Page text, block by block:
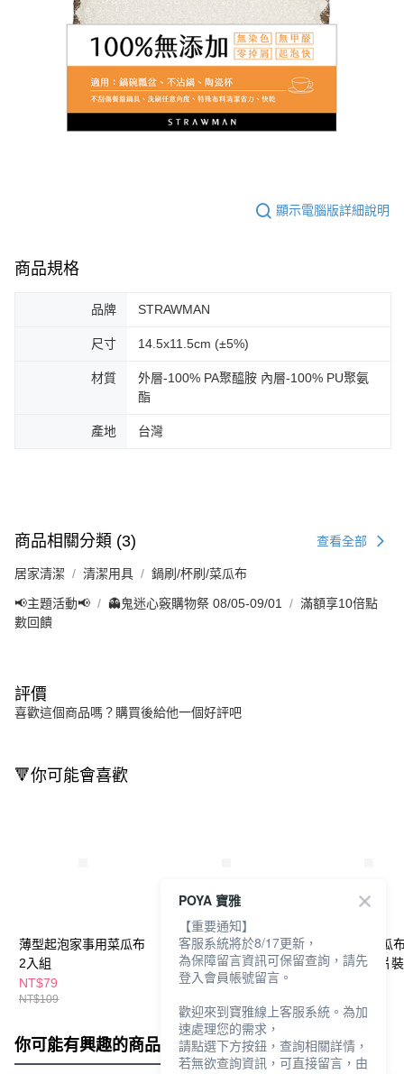
顯示電腦版詳細說明
商品規格
品牌 STRAWMAN
尺寸 14.5x11.5cm (±5%)
材質
外層-100% PA聚醯胺 內層-100% PU聚氨
酯
產地 台灣
商品相關分類 (3) 查看全部
居家清潔 清潔用具 鍋刷/杯刷/菜瓜布
📢主題活動📢 👻鬼迷心竅購物祭 08/05-09/01
滿額享10倍點
數回饋
評價
喜歡這個商品嗎？購買後給他一個好評吧
🔻你可能會喜歡
薄型起泡家事用菜瓜布
2入組
NT$79
NT$109
iBonjour每日拋棄式菜
瓜布30入-超起泡
NT$49
潔力豆海綿菜瓜
具/鍋具專用2片裝
你可能有興趣的商品 全站排行
POYA 寶雅
【重要通知】
客服系統將於8/17更新，
為保障留言資訊可保留查詢，請先
登入會員帳號留言。
歡迎來到寶雅線上客服系統。為加
速處理您的需求，
請點選下方按鈕，查詢相關詳情，
若無欲查詢資訊，可直接留言，由